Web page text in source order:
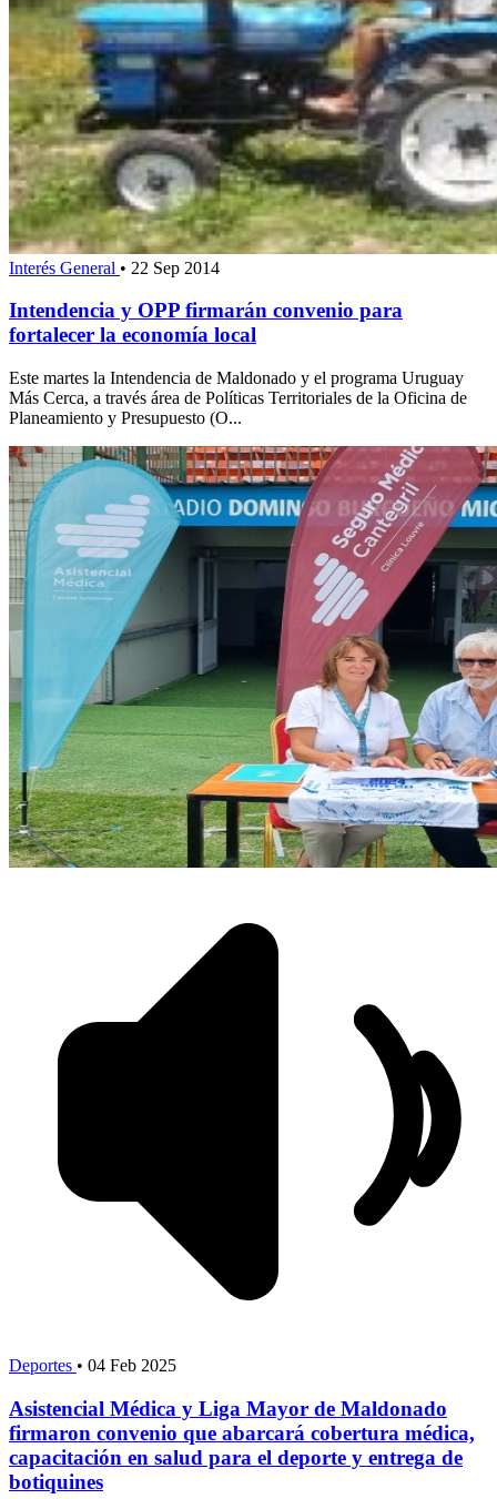
Interés General • 22 Sep 2014
Intendencia y OPP firmarán convenio para
fortalecer la economía local
Este martes la Intendencia de Maldonado y el programa Uruguay
Más Cerca, a través área de Políticas Territoriales de la Oficina de
Planeamiento y Presupuesto (O...
Deportes • 04 Feb 2025
Asistencial Médica y Liga Mayor de Maldonado
firmaron convenio que abarcará cobertura médica,
capacitación en salud para el deporte y entrega de
botiquines